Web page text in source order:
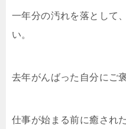
一年分の汚れを落として
い。
去年がんばった自分にご
仕事が始まる前に癒された